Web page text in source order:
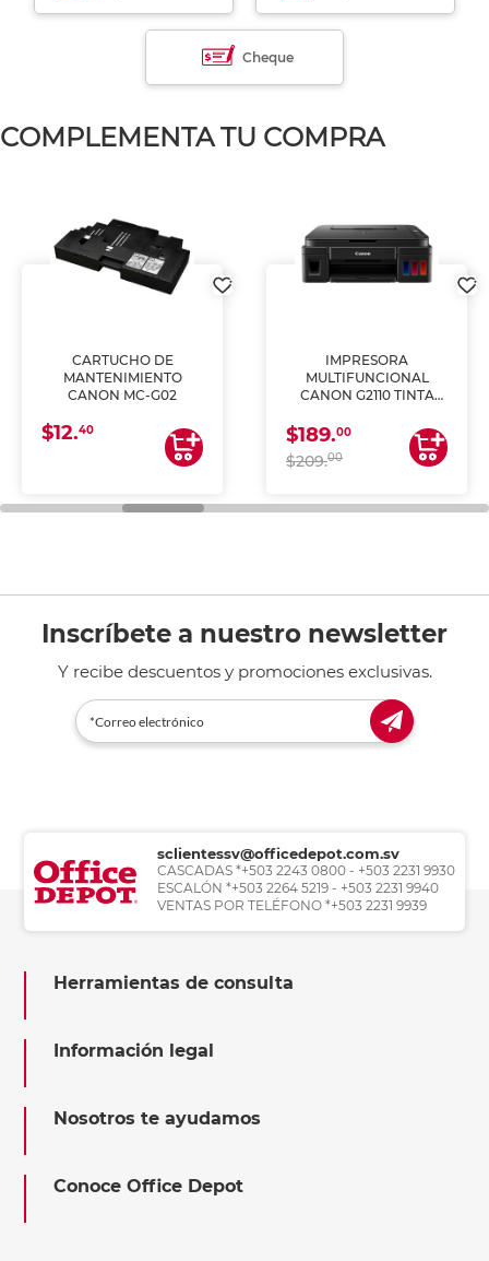
Cheque
COMPLEMENTA TU COMPRA
CARTUCHO DE
MANTENIMIENTO
CANON MC-G02
$12.40
IMPRESORA
MULTIFUNCIONAL
CANON G2110 TINTA
$189.00
$209.00
Inscríbete a nuestro newsletter
Y recibe descuentos y promociones exclusivas.
sclientessv@officedepot.com.sv
CASCADAS *+503 2243 0800 - +503 2231 9930
ESCALÓN *+503 2264 5219 - +503 2231 9940
VENTAS POR TELÉFONO *+503 2231 9939
Herramientas de consulta
Información legal
Nosotros te ayudamos
Conoce Office Depot